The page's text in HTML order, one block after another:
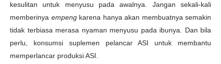
kesulitan untuk menyusu pada awalnya. Jangan sekali-kali
memberinya empengkarena hanya akan membuatnya semakin
tidak terbiasa merasa nyaman menyusu pada ibunya. Dan bila
perlu, konsumsi suplemen pelancar ASI untuk membantu
memperlancar produksi ASI.